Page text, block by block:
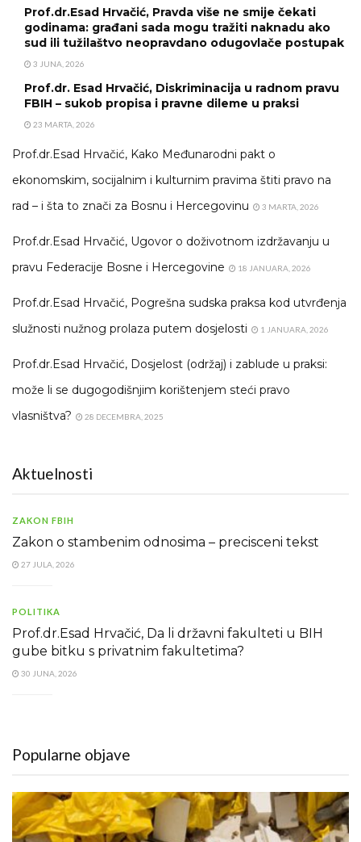
Prof.dr.Esad Hrvačić, Pravda više ne smije čekati
godinama: građani sada mogu tražiti naknadu ako
sud ili tužilaštvo neopravdano odugovlače postupak
3 JUNA, 2026
Prof.dr. Esad Hrvačić, Diskriminacija u radnom pravu
FBIH – sukob propisa i pravne dileme u praksi
23 MARTA, 2026
Prof.dr.Esad Hrvačić, Kako Međunarodni pakt o
ekonomskim, socijalnim i kulturnim pravima štiti pravo na
rad – i šta to znači za Bosnu i Hercegovinu
3 MARTA, 2026
Prof.dr.Esad Hrvačić, Ugovor o doživotnom izdržavanju u
pravu Federacije Bosne i Hercegovine
18 JANUARA, 2026
Prof.dr.Esad Hrvačić, Pogrešna sudska praksa kod utvrđenja
služnosti nužnog prolaza putem dosjelosti
1 JANUARA, 2026
Prof.dr.Esad Hrvačić, Dosjelost (održaj) i zablude u praksi:
može li se dugogodišnjim korištenjem steći pravo
vlasništva?
28 DECEMBRA, 2025
Aktuelnosti
ZAKON FBIH
Zakon o stambenim odnosima – precisceni tekst
27 JULA, 2026
POLITIKA
Prof.dr.Esad Hrvačić, Da li državni fakulteti u BIH
gube bitku s privatnim fakultetima?
30 JUNA, 2026
Popularne objave